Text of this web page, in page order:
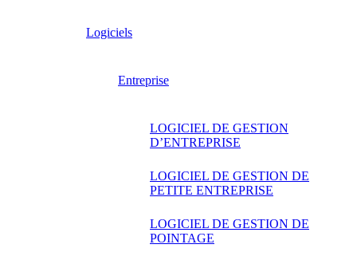
Logiciels
Entreprise
LOGICIEL DE GESTION
D’ENTREPRISE
LOGICIEL DE GESTION DE
PETITE ENTREPRISE
LOGICIEL DE GESTION DE
POINTAGE